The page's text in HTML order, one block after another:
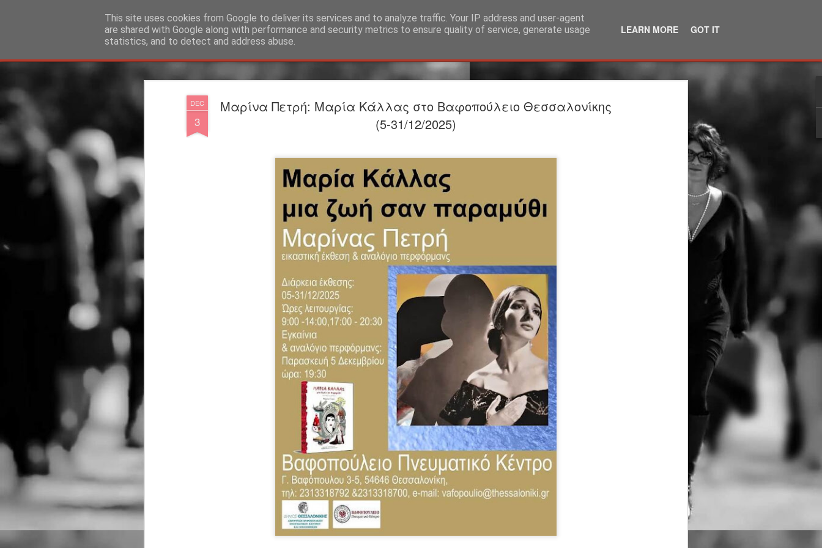
DEC
3
Μαρίνα Πετρή: Mαρία Κάλλας στο Βαφοπούλειο Θεσσαλονίκης
(5-31/12/2025)
This site uses cookies from Google to deliver its services and to analyze traffic. Your IP address and user-agent
are shared with Google along with performance and security metrics to ensure quality of service, generate usage
statistics, and to detect and address abuse.
LEARN MORE GOT IT
"Ερασιτέχνες Άνθρωποι"
24
Προαναγγελία | 3ος χρόνος |
ΤΟ ΥΠΟΓΕΙΟ | θέατρο
Σκηνοθεσία-Ερμηνεία: Στέργιος Ιωάννου
ΕΡΜΗΝΕΥΟΥΝ Άνθρωπος του Υπογείου: Στέργιος Ιωάννου
Λίζα: Βασιλίνα Κατερίνη
ΣΥΝΤΕΛΕΣΤEΣ Θεατρική μεταφορά: Μάρω Βαμβουνάκη
Φωτισμοί: Στέργιος Ιωάννου Σκηνικά - Κοστούμια: Δρώμενων
Τα τραγούδια της παράστασης ερμηνεύει η Ρηνιώ Κουρδάκη
Επικοινωνία: Άντζυ Νομικού (angienomikou@gmail.com
ΠΡΟΣΒΑΣΗ Σταθμός Μετρό Κεραμεικός
ΠΑΡΑΣΤΑΣΕΙΣ Πρεμιέρα 6 Οκτωβρίου 2026 κάθε Τρίτη στις
21:00 & Τετάρτη στις 18:00
ΔΙΑΡΚΕΙΑ 75' (χωρίς διάλειμμα)
ΤΙΜΕΣ ΕΙΣΙΤΗΡΙΩΝ 16€ Κανονικό 13€ Φοιτητικό/ΑμεΑ/άνω των
65/εκπαιδευτικοί/ανέργων(υποδεικνύοντας στο ταμία την
ταυτότητα ανεργίας) 8€ Ατέλειες 12€ Ειδική προσφορά για
παρέα από 7 ατόμων και άνω
Προπώληση εισιτηρίων : https://www.ticketservices.g